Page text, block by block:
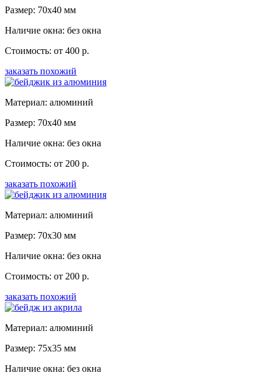
Размер: 70x40 мм
Наличие окна: без окна
Стоимость: от 400 р.
заказать похожий
Материал: алюминий
Размер: 70x40 мм
Наличие окна: без окна
Стоимость: от 200 р.
заказать похожий
Материал: алюминий
Размер: 70x30 мм
Наличие окна: без окна
Стоимость: от 200 р.
заказать похожий
Материал: алюминий
Размер: 75x35 мм
Наличие окна: без окна